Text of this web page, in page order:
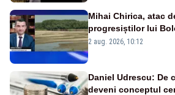
Mihai Chirica, atac
progresiștilor lui
protejăm și natura,
2 aug. 2026, 10:12
Daniel Udrescu: De
deveni conceptul